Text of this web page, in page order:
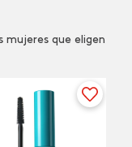
mujeres que eligen